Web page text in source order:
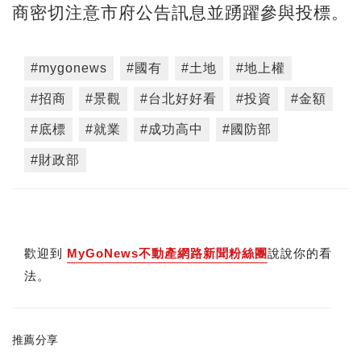
商密切注意市府公告訊息並踴躍參與投標。
#mygonews #國有 #土地 #地上權
#招商 #景觀 #台北好好看 #投資 #金額
#底標 #就業 #成功高中 #國防部
#財政部
歡迎到 MyGoNews不動產網路新聞粉絲團說說你的看
法。
推薦分享